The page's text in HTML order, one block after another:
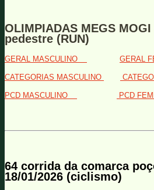
OLIMPIADAS MEGS
pedestre (RUN)
GERAL MASCULINO GERAL
CATEGORIAS MASCULINO
PCD MASCULINO PCD
64 corrida da comarca
18/01/2026 (ciclismo)